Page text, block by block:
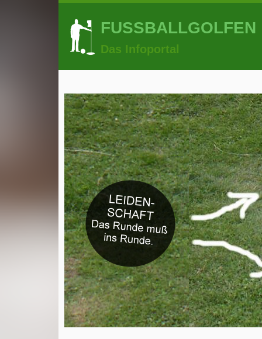
FUSSBALLGOLFEN
Das Infoportal